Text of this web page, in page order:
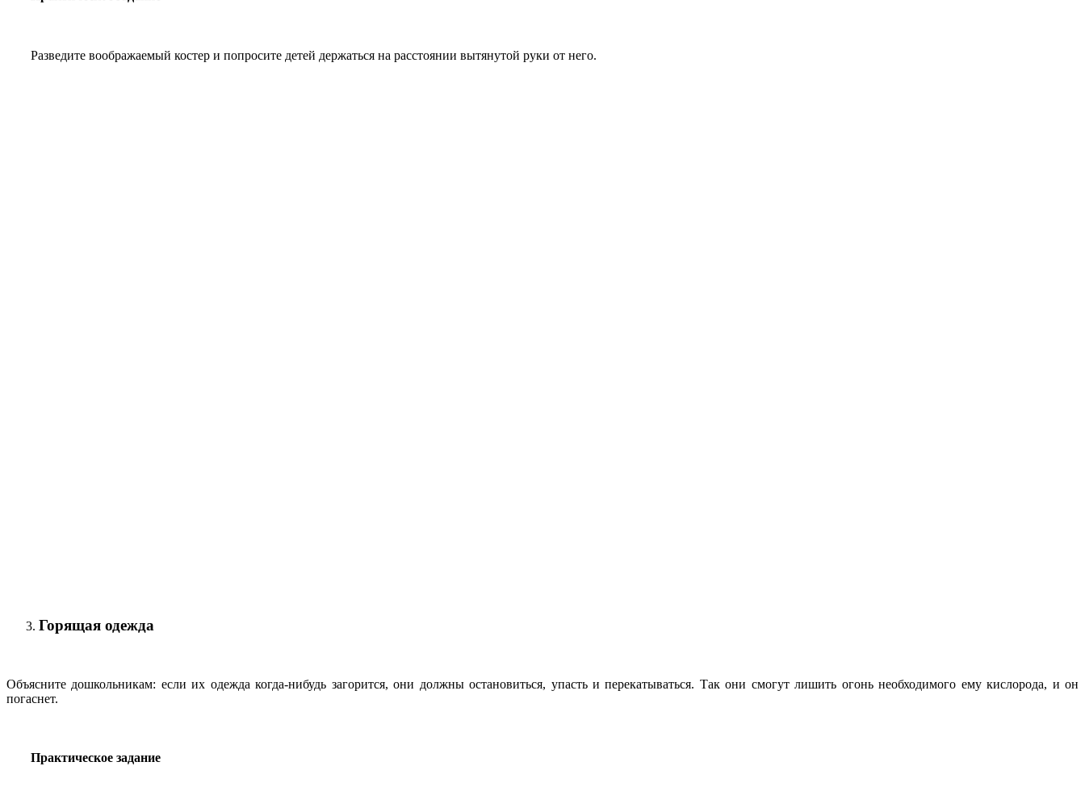
Разведите воображаемый костер и попросите детей держаться на расстоянии вытянутой руки от него.
Горящая одежда
Объясните дошкольникам: если их одежда когда-нибудь загорится, они должны остановиться, упасть и перекатываться. Так они смогут лишить огонь необходимого ему кислорода, и он
погаснет.
Практическое задание